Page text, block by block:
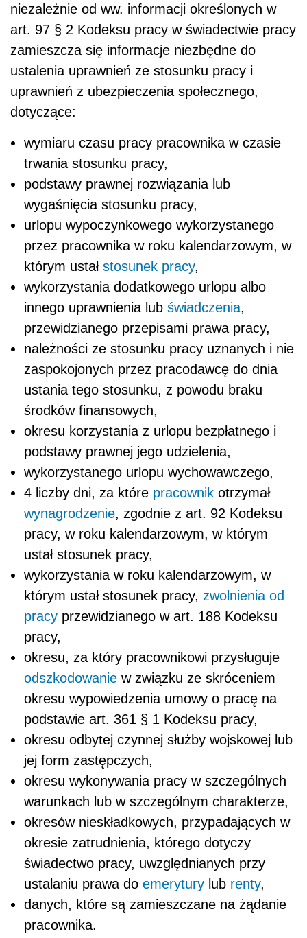
niezależnie od ww. informacji określonych w
art. 97 § 2 Kodeksu pracy w świadectwie pracy
zamieszcza się informacje niezbędne do
ustalenia uprawnień ze stosunku pracy i
uprawnień z ubezpieczenia społecznego,
dotyczące:
wymiaru czasu pracy pracownika w czasie
trwania stosunku pracy,
podstawy prawnej rozwiązania lub
wygaśnięcia stosunku pracy,
urlopu wypoczynkowego wykorzystanego
przez pracownika w roku kalendarzowym, w
którym ustał stosunek pracy,
wykorzystania dodatkowego urlopu albo
innego uprawnienia lub świadczenia,
przewidzianego przepisami prawa pracy,
należności ze stosunku pracy uznanych i nie
zaspokojonych przez pracodawcę do dnia
ustania tego stosunku, z powodu braku
środków finansowych,
okresu korzystania z urlopu bezpłatnego i
podstawy prawnej jego udzielenia,
wykorzystanego urlopu wychowawczego,
4 liczby dni, za które pracownik otrzymał
wynagrodzenie, zgodnie z art. 92 Kodeksu
pracy, w roku kalendarzowym, w którym
ustał stosunek pracy,
wykorzystania w roku kalendarzowym, w
którym ustał stosunek pracy, zwolnienia od
pracy przewidzianego w art. 188 Kodeksu
pracy,
okresu, za który pracownikowi przysługuje
odszkodowanie w związku ze skróceniem
okresu wypowiedzenia umowy o pracę na
podstawie art. 361 § 1 Kodeksu pracy,
okresu odbytej czynnej służby wojskowej lub
jej form zastępczych,
okresu wykonywania pracy w szczególnych
warunkach lub w szczególnym charakterze,
okresów nieskładkowych, przypadających w
okresie zatrudnienia, którego dotyczy
świadectwo pracy, uwzględnianych przy
ustalaniu prawa do emerytury lub renty,
danych, które są zamieszczane na żądanie
pracownika.